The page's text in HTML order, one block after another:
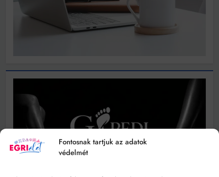
Fontosnak tartjuk az adatok
védelmét